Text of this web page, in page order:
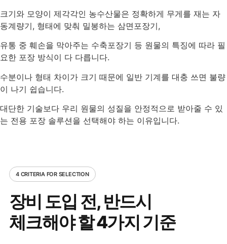
크기와 모양이 제각각인 농수산물은 정확하게 무게를 재는 자
동계량기, 형태에 맞춰 밀봉하는 삼면포장기,
유통 중 훼손을 막아주는 수축포장기 등 원물의 특징에 따라 필
요한 포장 방식이 다 다릅니다.
수분이나 형태 차이가 크기 때문에 일반 기계를 대충 쓰면 불량
이 나기 쉽습니다.
대단한 기술보다 우리 원물의 성질을 안정적으로 받아줄 수 있
는 전용 포장 솔루션을 선택해야 하는 이유입니다.
4 CRITERIA FOR SELECTION
장비 도입 전,반드시
체크해야 할 4가지 기준